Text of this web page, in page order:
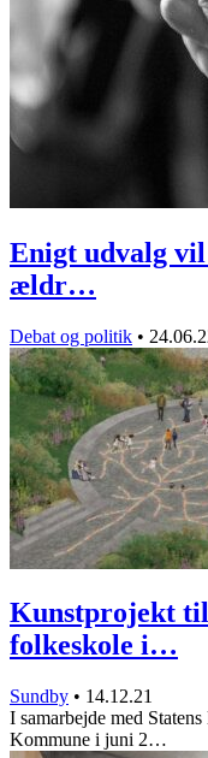
Enigt udvalg vil
ældr…
Debat og politik •
Kunstprojekt
folkeskole i…
Sundby • 14.12.21
I samarbejde med
Kommune i juni 2…